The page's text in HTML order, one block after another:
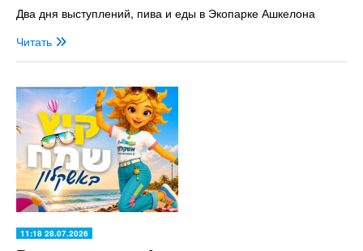
Два дня выступлений, пива и еды в Экопарке Ашкелона
Читать
11:18 28.07.2026